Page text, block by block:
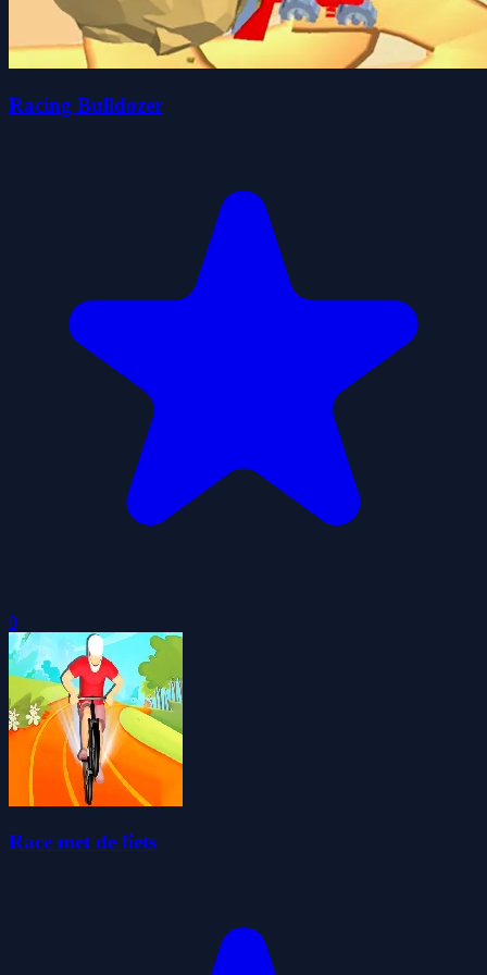
Racing Bulldozer
0
Race met de fiets